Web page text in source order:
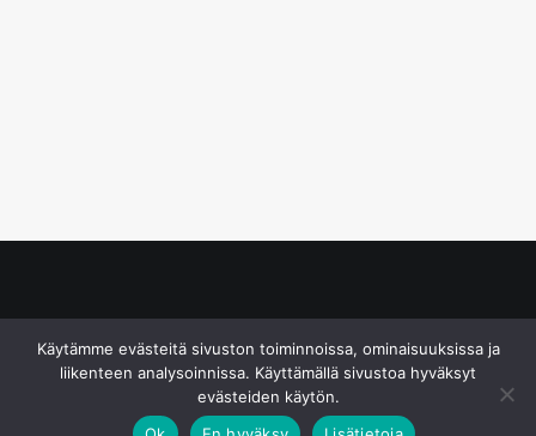
Käytämme evästeitä sivuston toiminnoissa, ominaisuuksissa ja
liikenteen analysoinnissa. Käyttämällä sivustoa hyväksyt
evästeiden käytön.